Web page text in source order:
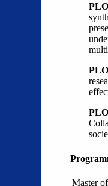
Master of